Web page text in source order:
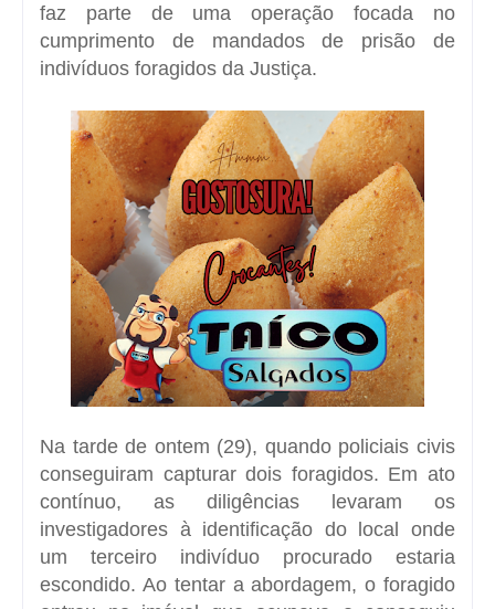
faz parte de uma operação focada no
cumprimento de mandados de prisão de
indivíduos foragidos da Justiça.
Na tarde de ontem (29), quando policiais civis
conseguiram capturar dois foragidos. Em ato
contínuo, as diligências levaram os
investigadores à identificação do local onde
um terceiro indivíduo procurado estaria
escondido. Ao tentar a abordagem, o foragido